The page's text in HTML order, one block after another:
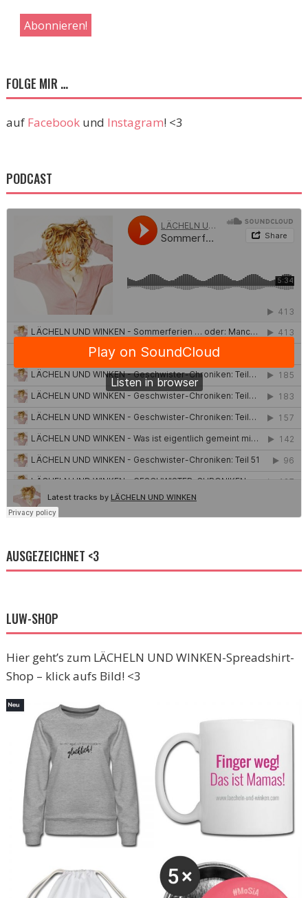
FOLGE MIR …
auf Facebookund Instagram! <3
PODCAST
AUSGEZEICHNET <3
LUW-SHOP
Hier geht’s zum LÄCHELN UND WINKEN-Spreadshirt-
Shop – klick aufs Bild! <3